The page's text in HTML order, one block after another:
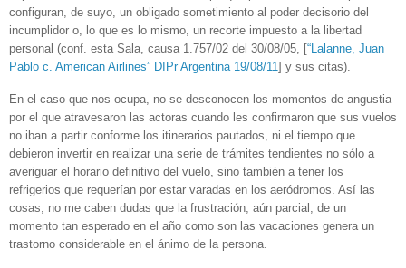
configuran, de suyo, un obligado sometimiento al poder decisorio del
incumplidor o, lo que es lo mismo, un recorte impuesto a la libertad
personal (conf. esta Sala, causa 1.757/02 del 30/08/05, [“Lalanne, Juan
Pablo c. American Airlines” DIPr Argentina 19/08/11 ] y sus citas).
En el caso que nos ocupa, no se desconocen los momentos de angustia
por el que atravesaron las actoras cuando les confirmaron que sus vuelos
no iban a partir conforme los itinerarios pautados, ni el tiempo que
debieron invertir en realizar una serie de trámites tendientes no sólo a
averiguar el horario definitivo del vuelo, sino también a tener los
refrigerios que requerían por estar varadas en los aeródromos. Así las
cosas, no me caben dudas que la frustración, aún parcial, de un
momento tan esperado en el año como son las vacaciones genera un
trastorno considerable en el ánimo de la persona.